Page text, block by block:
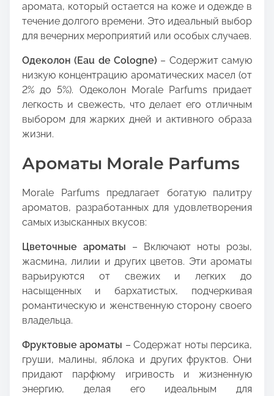
аромата, который остается на коже и одежде в
течение долгого времени. Это идеальный выбор
для вечерних мероприятий или особых случаев.
Одеколон (Eau de Cologne) – Содержит самую
низкую концентрацию ароматических масел (от
2% до 5%). Одеколон Morale Parfums придает
легкость и свежесть, что делает его отличным
выбором для жарких дней и активного образа
жизни.
Ароматы Morale Parfums
Morale Parfums предлагает богатую палитру
ароматов, разработанных для удовлетворения
самых изысканных вкусов:
Цветочные ароматы – Включают ноты розы,
жасмина, лилии и других цветов. Эти ароматы
варьируются от свежих и легких до
насыщенных и бархатистых, подчеркивая
романтическую и женственную сторону своего
владельца.
Фруктовые ароматы – Содержат ноты персика,
груши, малины, яблока и других фруктов. Они
придают парфюму игривость и жизненную
энергию, делая его идеальным для